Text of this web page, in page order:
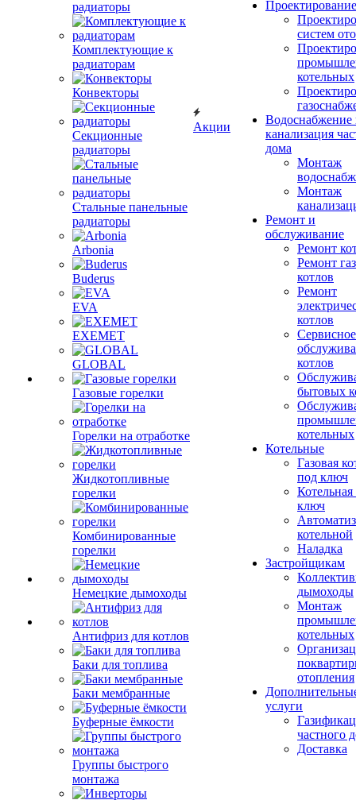
радиаторы
Комплектующие к
радиаторам
Конвекторы
Секционные
радиаторы
Стальные панельные
радиаторы
Arbonia
Buderus
EVA
EXEMET
GLOBAL
Газовые горелки
Горелки на отработке
Жидкотопливные
горелки
Комбинированные
горелки
Немецкие дымоходы
Антифриз для котлов
Баки для топлива
Баки мембранные
Буферные ёмкости
Группы быстрого
монтажа
Акции
Проектирование
систем
котельных
Водоснабжение
канализация
дома
Монтаж
Монтаж
Ремонт и
обслуживание
Ремонт
Ремонт
котлов
Ремонт
котлов
Сервисное
котлов
бытовых
котельных
Котельные
Газовая
под ключ
ключ
котельной
Наладка
Застройщикам
дымоходы
Монтаж
котельных
отопления
услуги
частного
Доставка